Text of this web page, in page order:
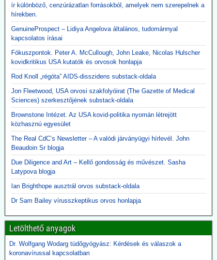
ír különböző, cenzúrázatlan forrásokból, amelyek nem szerepelnek a
hírekben.
GenuineProspect – Lidiya Angelova általános, tudománnyal
kapcsolatos írásai
Fókuszpontok. Peter A. McCullough, John Leake, Nicolas Hulscher
kovidkritikus USA kutatók és orvosok honlapja
Rod Knoll „régóta” AIDS-disszidens substack-oldala
Jon Fleetwood, USA orvosi szakfolyóirat (The Gazette of Medical
Sciences) szerkesztőjének substack-oldala
Brownstone Intézet. Az USA kovid-politika nyomán létrejött
közhasznú egyesület
The Real CdC’s Newsletter – A valódi járványügyi hírlevél. John
Beaudoin Sr blogja
Due Diligence and Art – Kellő gondosság és művészet. Sasha
Latypova blogja
Ian Brighthope ausztrál orvos substack-oldala
Dr Sam Bailey vírusszkeptikus orvos honlapja
Letölthető anyagok
Dr. Wolfgang Wodarg tüdőgyógyász: Kérdések és válaszok a
koronavírussal kapcsolatban